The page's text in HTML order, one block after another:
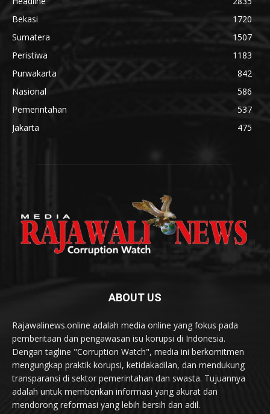
Bekasi
1720
Sumatera
1507
Peristiwa
1183
Purwakarta
842
Nasional
586
Pemerintahan
537
Jakarta
475
ABOUT US
Rajawalinews.online adalah media online yang fokus pada
pemberitaan dan pengawasan isu korupsi di Indonesia.
Dengan tagline "Corruption Watch", media ini berkomitmen
mengungkap praktik korupsi, ketidakadilan, dan mendukung
transparansi di sektor pemerintahan dan swasta. Tujuannya
adalah untuk memberikan informasi yang akurat dan
mendorong reformasi yang lebih bersih dan adil.